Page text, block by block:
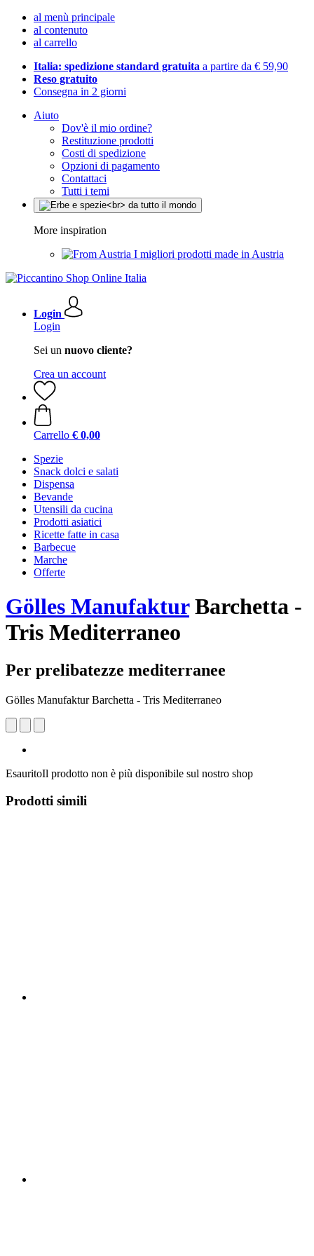
al menù principale
al contenuto
al carrello
Italia: spedizione standard gratuita a partire da € 59,90
Reso gratuito
Consegna in 2 giorni
Aiuto
Dov'è il mio ordine?
Restituzione prodotti
Costi di spedizione
Opzioni di pagamento
Contattaci
Tutti i temi
More inspiration
I migliori prodotti made in Austria
Login
Login
Sei un nuovo cliente?
Crea un account
Carrello € 0,00
Spezie
Snack dolci e salati
Dispensa
Bevande
Utensili da cucina
Prodotti asiatici
Ricette fatte in casa
Barbecue
Marche
Offerte
Gölles ManufakturBarchetta -
Tris Mediterraneo
Per prelibatezze mediterranee
Gölles Manufaktur Barchetta - Tris Mediterraneo
EsauritoIl prodotto non è più disponibile sul nostro shop
Prodotti simili